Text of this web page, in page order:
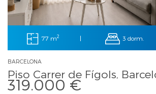
77 m2 | 3 dorm.
BARCELONA
Piso Carrer de Fígols,
319.000 €